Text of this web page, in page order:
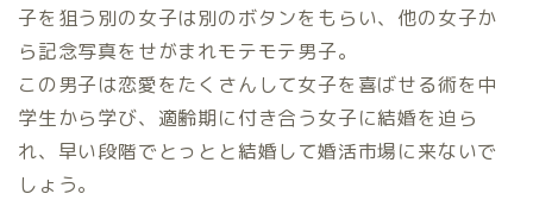
子を狙う別の女子は別のボタンをもらい、他の女子か
ら記念写真をせがまれモテモテ男子。
この男子は恋愛をたくさんして女子を喜ばせる術を中
学生から学び、適齢期に付き合う女子に結婚を迫ら
れ、早い段階でとっとと結婚して婚活市場に来ないで
しょう。